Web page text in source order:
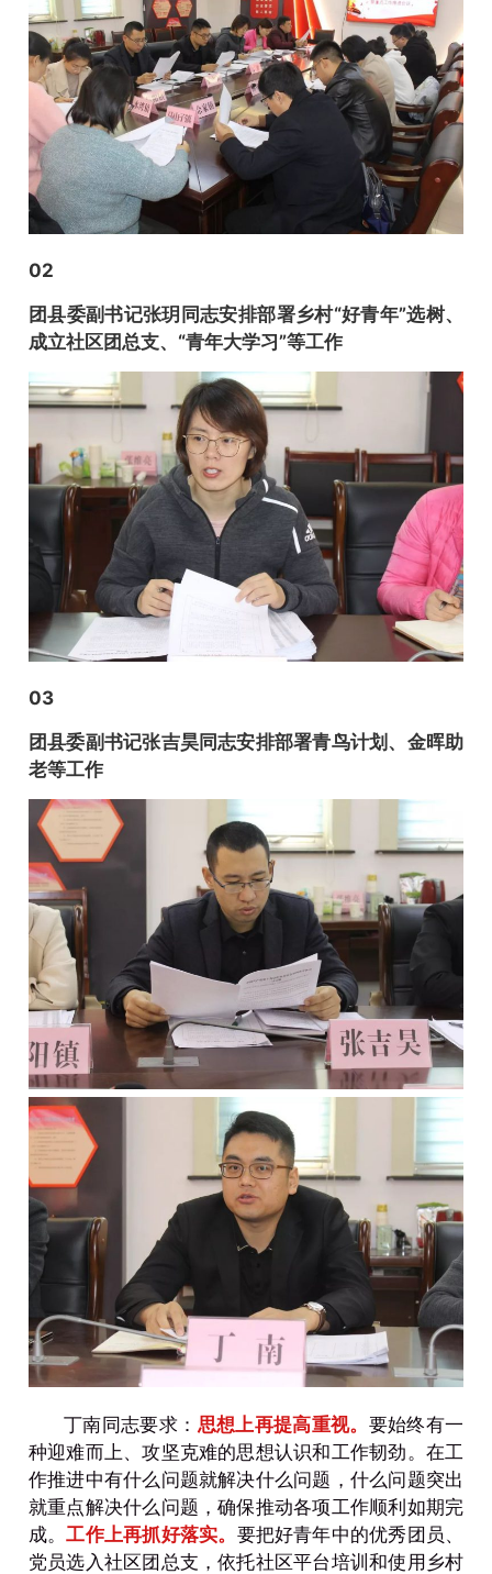
02
团县委副书记张玥同志安排部署乡村“好青年”选树、
成立社区团总支、“青年大学习”等工作
03
团县委副书记张吉昊同志安排部署青鸟计划、金晖助
老等工作
丁南同志要求： 思想上再提高重视。 要始终有一
种迎难而上、攻坚克难的思想认识和工作韧劲。在工
作推进中有什么问题就解决什么问题，什么问题突出
就重点解决什么问题，确保推动各项工作顺利如期完
成。工作上再抓好落实。 要把好青年中的优秀团员、
党员选入社区团总支，依托社区平台培训和使用乡村